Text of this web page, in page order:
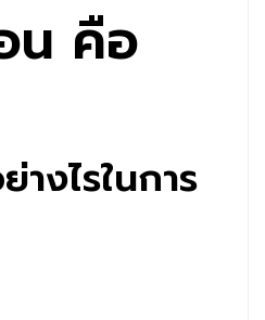
น คือ
างไรในการ